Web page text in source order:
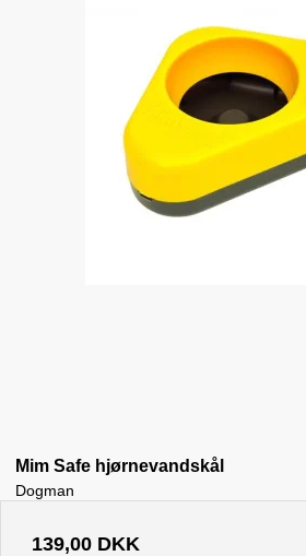
Mim Safe hjørnevandskål
Dogman
139,00 DKK